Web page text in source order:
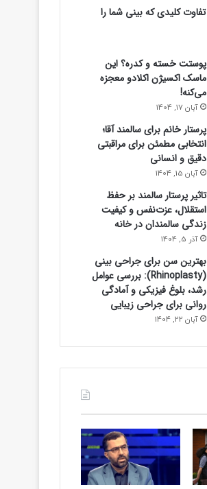
جراحی بینی مردانه: ۷ تفاوت کلیدی که بینی شما را
پوستت خسته و کدره؟ این
ماسک اکسیژن اکلادو معجزه
می‌کنه!
آبان 17, 1404
پرستار خانم برای سالمند آقا؛
انتخابی مطمئن برای مراقبتی
دقیق و انسانی
آبان 15, 1404
تاثیر پرستار سالمند بر حفظ
استقلال، عزت‌نفس و کیفیت
زندگی سالمندان در خانه
آذر 5, 1404
بهترین سن برای جراحی بینی
(Rhinoplasty): بررسی عوامل
رشد، بلوغ فیزیکی و آمادگی
روانی برای جراحی زیبایی
آبان 22, 1404